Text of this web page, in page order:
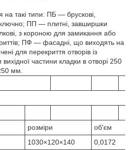
на такі типи: ПБ — брускові,
ПП — плитні, завширшки
з короною для замикання або
ПФ — фасадні, що виходять на
для перекриття отворів із
частини кладки в отворі 250
мм.
розміри
об'єм
1030×120×140
0,0172